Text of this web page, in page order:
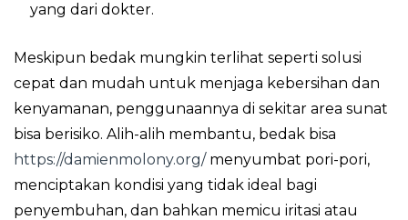
yang dari dokter.
Meskipun bedak mungkin terlihat seperti solusi
cepat dan mudah untuk menjaga kebersihan dan
kenyamanan, penggunaannya di sekitar area sunat
bisa berisiko. Alih-alih membantu, bedak bisa
https://damienmolony.org/menyumbat pori-pori,
menciptakan kondisi yang tidak ideal bagi
penyembuhan, dan bahkan memicu iritasi atau